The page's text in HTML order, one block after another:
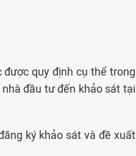
quy định cụ thể trong
nhà đầu tư đến khảo sát tại
ký khảo sát và đề xuất